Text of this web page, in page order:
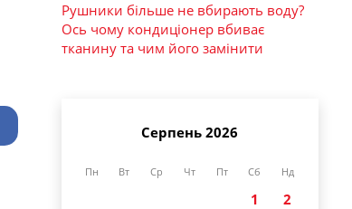
Рушники більше не вбирають воду?
Ось чому кондиціонер вбиває
тканину та чим його замінити
Серпень 2026
Пн Вт Ср Чт Пт Сб Нд
1
2